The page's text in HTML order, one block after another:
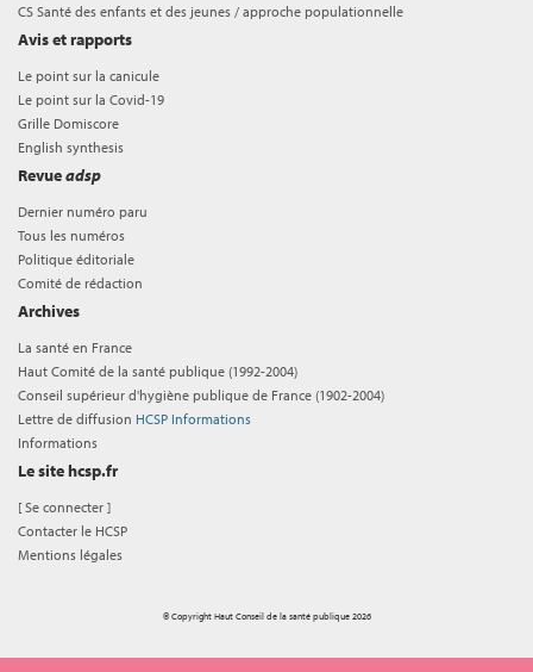
CS Santé des enfants et des jeunes / approche populationnelle
Avis et rapports
Le point sur la canicule
Le point sur la Covid-19
Grille Domiscore
English synthesis
Revueadsp
Dernier numéro paru
Tous les numéros
Politique éditoriale
Comité de rédaction
Archives
La santé en France
Haut Comité de la santé publique (1992-2004)
Conseil supérieur d'hygiène publique de France (1902-2004)
Lettre de diffusion HCSP Informations
Informations
Le site hcsp.fr
[Se connecter ]
Contacter le HCSP
Mentions légales
© Copyright Haut Conseil de la santé publique 2026